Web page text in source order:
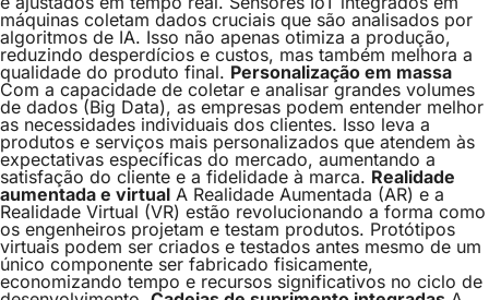
máquinas coletam dados cruciais que são analisados por
algoritmos de IA. Isso não apenas otimiza a produção,
reduzindo desperdícios e custos, mas também melhora a
qualidade do produto final. Personalização em massa
Com a capacidade de coletar e analisar grandes volumes
de dados (Big Data), as empresas podem entender melhor
as necessidades individuais dos clientes. Isso leva a
produtos e serviços mais personalizados que atendem às
expectativas específicas do mercado, aumentando a
satisfação do cliente e a fidelidade à marca. Realidade
aumentada e virtual A Realidade Aumentada (AR) e a
Realidade Virtual (VR) estão revolucionando a forma como
os engenheiros projetam e testam produtos. Protótipos
virtuais podem ser criados e testados antes mesmo de um
único componente ser fabricado fisicamente,
economizando tempo e recursos significativos no ciclo de